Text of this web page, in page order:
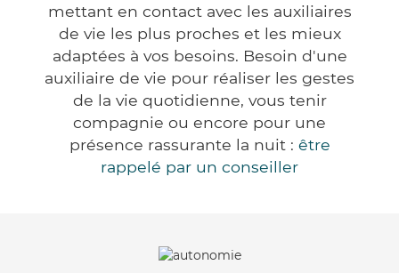
mettant en contact avec les auxiliaires
de vie les plus proches et les mieux
adaptées à vos besoins. Besoin d'une
auxiliaire de vie pour réaliser les gestes
de la vie quotidienne, vous tenir
compagnie ou encore pour une
présence rassurante la nuit : être
rappelé par un conseiller